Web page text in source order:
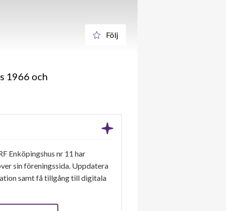
Följ
1966 och
Enköpingshus nr 11 har
sin föreningssida. Uppdatera
samt få tillgång till digitala